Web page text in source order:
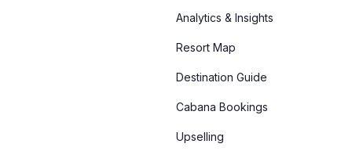
Analytics & Insights
Resort Map
Destination Guide
Cabana Bookings
Upselling